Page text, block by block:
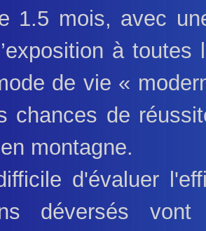
1.5 mois, avec
à
de vie «
chances de
montagne.
d'évaluer
déversés